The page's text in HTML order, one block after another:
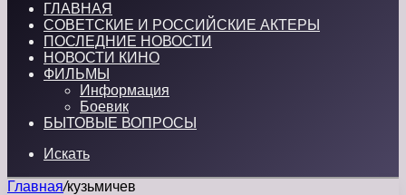
ГЛАВНАЯ
СОВЕТСКИЕ И РОССИЙСКИЕ АКТЕРЫ
ПОСЛЕДНИЕ НОВОСТИ
НОВОСТИ КИНО
ФИЛЬМЫ
Информация
Боевик
БЫТОВЫЕ ВОПРОСЫ
Искать
Главная/кузьмичев